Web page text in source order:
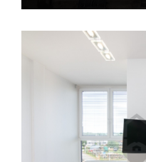
dlouhodobá
nemovitosti
zajištění
vyjednání
kooperace při
online + offline